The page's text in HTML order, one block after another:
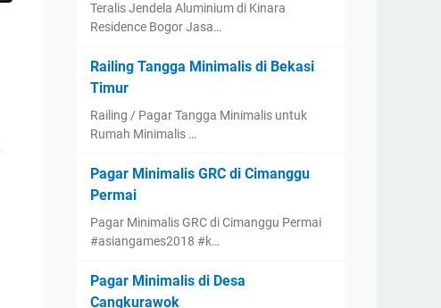
Teralis Jendela Aluminium di Kinara
Residence Bogor Jasa…
Railing Tangga Minimalis di Bekasi
Timur
Railing / Pagar Tangga Minimalis untuk
Rumah Minimalis …
Pagar Minimalis GRC di Cimanggu
Permai
Pagar Minimalis GRC di Cimanggu Permai
#asiangames2018 #k…
Pagar Minimalis di Desa
Cangkurawok